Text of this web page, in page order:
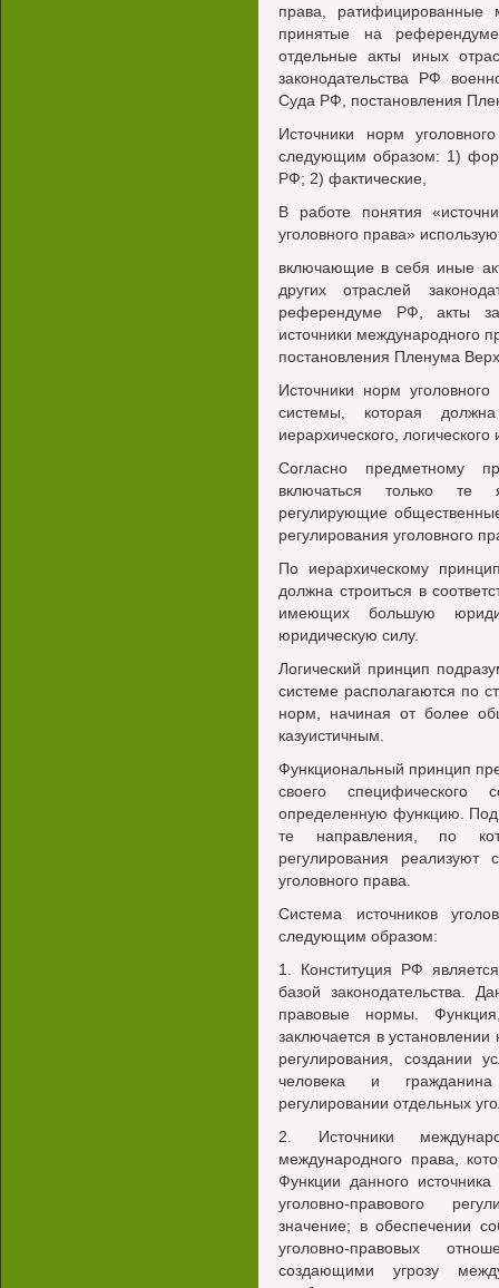
права,
принятые на
отдельные акты иных
законодательства РФ
Суда РФ, постановления
Источники норм
следующим образом: 1)
РФ; 2) фактические,
В работе понятия
уголовного права»
включающие в себя иные
других отраслей
референдуме РФ, акты
источники международного
постановления Пленума
Источники норм
системы, которая
иерархического,
Согласно предметному
включаться только те
регулирующие
регулирования уголовного
По иерархическому
должна строиться в
имеющих большую
юридическую силу.
Логический принцип
системе располагаются по
норм, начиная от более
казуистичным.
Функциональный принцип
своего специфического
определенную функцию.
те направления, по
регулирования реализуют
уголовного права.
Система источников
следующим образом:
1. Конституция РФ
базой законодательства.
правовые нормы.
заключается в установлении
регулирования, создании
человека и
регулировании отдельных
2. Источники
международного права,
Функции данного
уголовно-правового
значение; в обеспечении
уголовно-правовых
создающими угрозу